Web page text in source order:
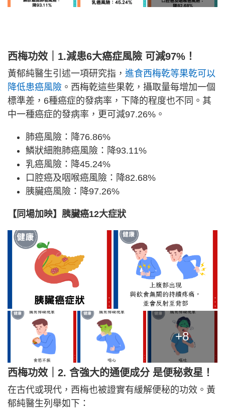
西梅功效｜1.減患6大癌症風險 可減97%！
黃郁純醫生引述一項研究指， 進食西梅乾等果乾可以
降低患癌風險 。西梅乾這些果乾，攝取量每增加一個
標準差，6種癌症的發病率，下降的程度也不同。其
中一種癌症的發病率，更可減97.26%。
肺癌風險：降76.86%
鱗狀細胞肺癌風險：降93.11%
乳癌風險：降45.24%
口腔癌及咽喉癌風險：降82.68%
胰臟癌風險：降97.26%
【同場加映】胰臟癌12大症狀
+8
西梅功效｜2. 含強大的通便成分 是便秘救星！
在古代或現代，西梅也被證實有緩解便秘的功效。黃
郁純醫生列舉如下：